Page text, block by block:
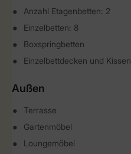
Anzahl Etagenbetten: 2
Einzelbetten: 8
Boxspringbetten
Einzelbettdecken und Kissen
Außen
Terrasse
Gartenmöbel
Loungemöbel